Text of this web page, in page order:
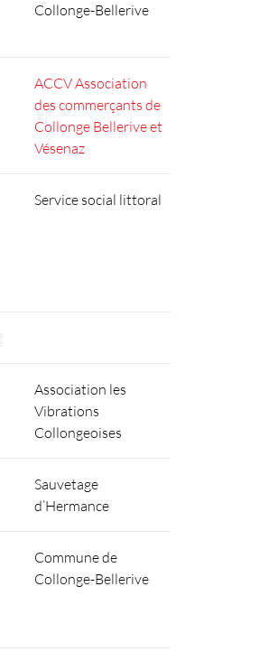
Collonge-Bellerive
ACCV Association
des commerçants de
Collonge Bellerive et
Vésenaz
Service social littoral
Association les
Vibrations
Collongeoises
Sauvetage
d’Hermance
Commune de
Collonge-Bellerive